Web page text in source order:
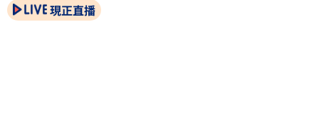
現正直播